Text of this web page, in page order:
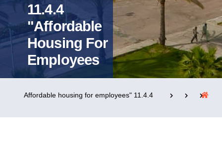
البحث العلمي
التدريب والخدمة المجتمعية
11.4.4
"Affordable
Housing For
Employees
11.4.4 "Affordable housing for employees